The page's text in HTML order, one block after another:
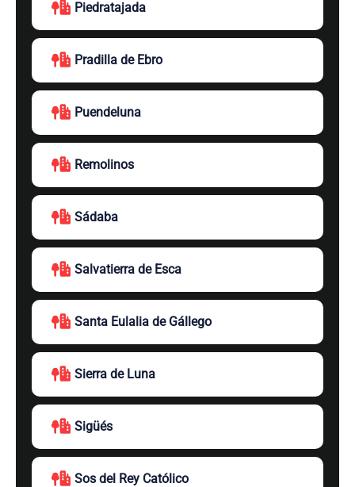
Piedratajada
Pradilla de Ebro
Puendeluna
Remolinos
Sádaba
Salvatierra de Esca
Santa Eulalia de Gállego
Sierra de Luna
Sigüés
Sos del Rey Católico